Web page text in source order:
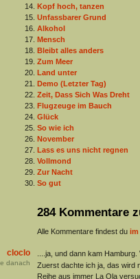
Kopf hoch, tanzen
Unfassbarer Grund
Alkohol
Mensch
Bleibt alles anders
Zum Meer
Land unter
Demo (Letzter Tag)
Zeit, Dass Sich Was Dreht
Flugzeuge im Bauch
Glück
So wie ich
November
Lass es uns nicht regnen
Vollmond
Zur Nacht
So gut
284 Kommentare
Alle Kommentare findest du im
cloclo
danach
....ja, und dann kam
Zuerst dachte ich ja, das wird
Reihe aus immer La Ola